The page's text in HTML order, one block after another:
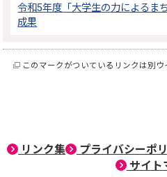
令和5年度「大学生の力によるま
成果
このマークがついているリンクは別
リンク集 プライバシーポ
サイト